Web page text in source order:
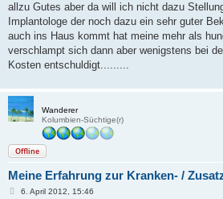
allzu Gutes aber da will ich nicht dazu
Implantologe der noch dazu ein sehr guter
auch ins Haus kommt hat meine mehr als
verschlampt sich dann aber wenigstens bei
Kosten entschuldigt.........
Wanderer
Kolumbien-Süchtige(r)
Offline
Meine Erfahrung zur Kranken- /
B6. April 2012, 15:46